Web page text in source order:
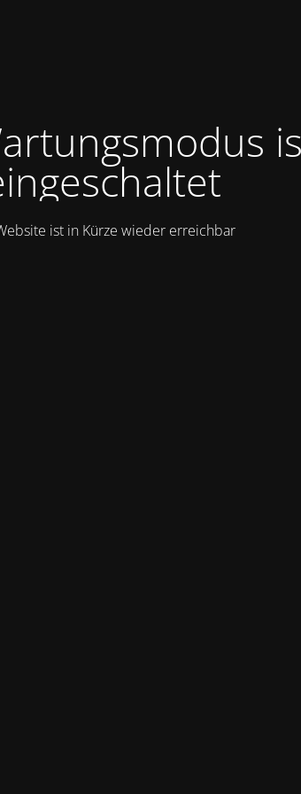
ist in Kürze wieder erreichbar